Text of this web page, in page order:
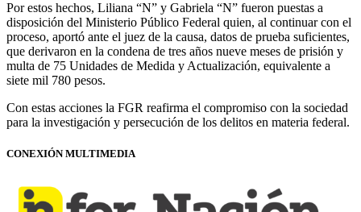
Por estos hechos, Liliana “N” y Gabriela “N” fueron puestas a
disposición del Ministerio Público Federal quien, al continuar con el
proceso, aportó ante el juez de la causa, datos de prueba suficientes,
que derivaron en la condena de tres años nueve meses de prisión y
multa de 75 Unidades de Medida y Actualización, equivalente a
siete mil 780 pesos.
Con estas acciones la FGR reafirma el compromiso con la sociedad
para la investigación y persecución de los delitos en materia federal.
CONEXIÓN MULTIMEDIA